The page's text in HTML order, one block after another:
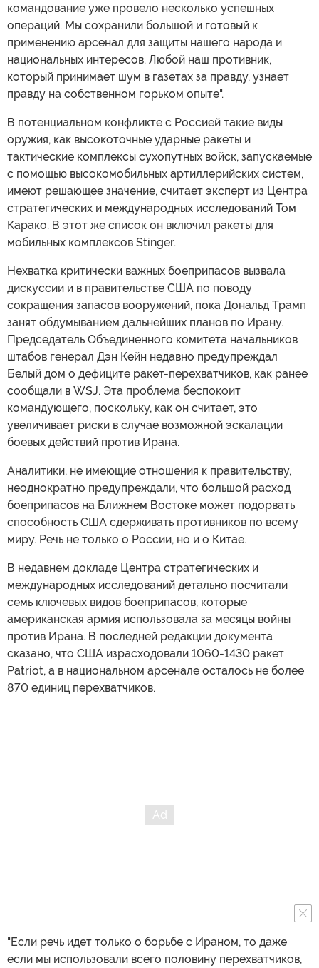
командование уже провело несколько успешных
операций. Мы сохранили большой и готовый к
применению арсенал для защиты нашего народа и
национальных интересов. Любой наш противник,
который принимает шум в газетах за правду, узнает
правду на собственном горьком опыте".
В потенциальном конфликте с Россией такие виды
оружия, как высокоточные ударные ракеты и
тактические комплексы сухопутных войск, запускаемые
с помощью высокомобильных артиллерийских систем,
имеют решающее значение, считает эксперт из Центра
стратегических и международных исследований Том
Карако. В этот же список он включил ракеты для
мобильных комплексов Stinger.
Нехватка критически важных боеприпасов вызвала
дискуссии и в правительстве США по поводу
сокращения запасов вооружений, пока Дональд Трамп
занят обдумыванием дальнейших планов по Ирану.
Председатель Объединенного комитета начальников
штабов генерал Дэн Кейн недавно предупреждал
Белый дом о дефиците ракет-перехватчиков, как ранее
сообщали в WSJ. Эта проблема беспокоит
командующего, поскольку, как он считает, это
увеличивает риски в случае возможной эскалации
боевых действий против Ирана.
Аналитики, не имеющие отношения к правительству,
неоднократно предупреждали, что большой расход
боеприпасов на Ближнем Востоке может подорвать
способность США сдерживать противников по всему
миру. Речь не только о России, но и о Китае.
В недавнем докладе Центра стратегических и
международных исследований детально посчитали
семь ключевых видов боеприпасов, которые
американская армия использовала за месяцы войны
против Ирана. В последней редакции документа
сказано, что США израсходовали 1060-1430 ракет
Patriot, а в национальном арсенале осталось не более
870 единиц перехватчиков.
"Если речь идет только о борьбе с Ираном, то даже
если мы использовали всего половину перехватчиков,